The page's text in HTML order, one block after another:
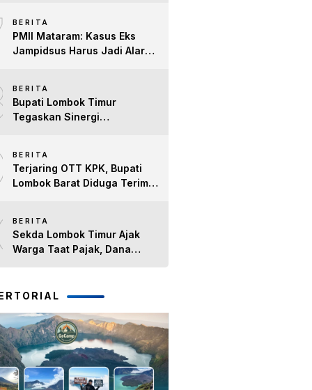
BERITA
PMII Mataram: Kasus Eks
Jampidsus Harus Jadi Alarm
BERITA
Bupati Lombok Timur
Tegaskan Sinergi
dan Kapolres Lombok Timur
BERITA
Terjaring OTT KPK, Bupati
Lombok Barat Diduga Terima
BERITA
Sekda Lombok Timur Ajak
Warga Taat Pajak, Dana
Pembangunan Daerah